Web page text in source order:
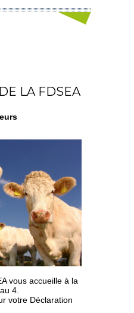
LA FDSEA
vous accueille à la
4.
votre Déclaration